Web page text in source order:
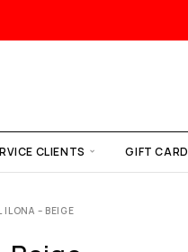
CLIENTS GIFT CARD
ILONA – BEIGE